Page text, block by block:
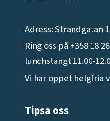
Adress: Strandgatan
Ring oss på +358 18
lunchstängt 11.00-
Vi har öppet helgfria
Tipsa oss